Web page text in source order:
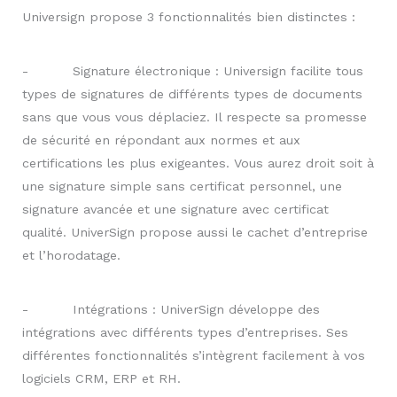
Universign propose 3 fonctionnalités bien distinctes :
- Signature électronique : Universign facilite tous
types de signatures de différents types de documents
sans que vous vous déplaciez. Il respecte sa promesse
de sécurité en répondant aux normes et aux
certifications les plus exigeantes. Vous aurez droit soit à
une signature simple sans certificat personnel, une
signature avancée et une signature avec certificat
qualité. UniverSign propose aussi le cachet d’entreprise
et l’horodatage.
- Intégrations : UniverSign développe des
intégrations avec différents types d’entreprises. Ses
différentes fonctionnalités s’intègrent facilement à vos
logiciels CRM, ERP et RH.